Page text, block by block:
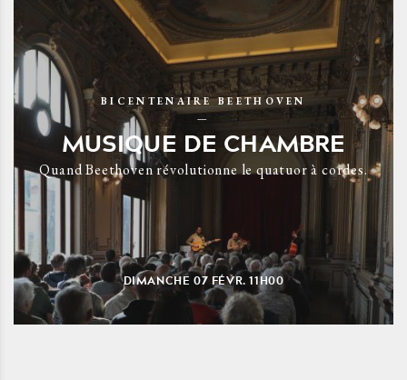
BICENTENAIRE BEETHOVEN
MUSIQUE DE CHAMBRE
Quand Beethoven révolutionne le quatuor à cordes.
DIMANCHE 07 FÉVR.11H00